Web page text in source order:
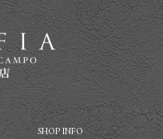
SHOP INFO